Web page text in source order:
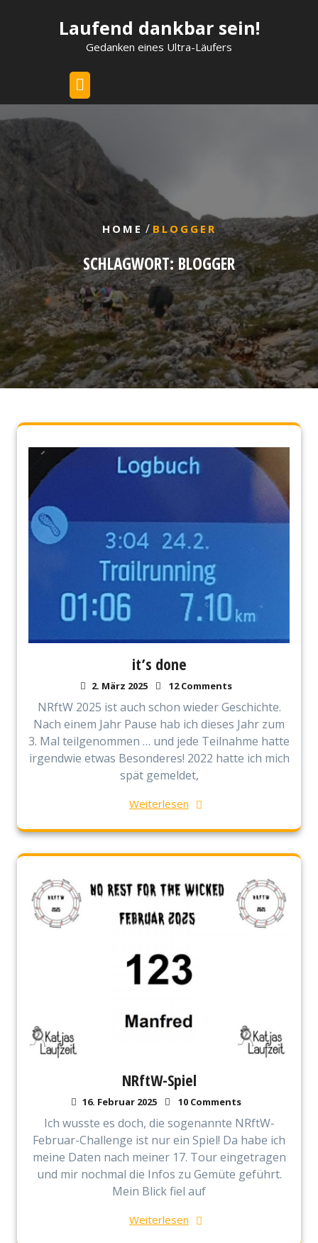
Laufend dankbar sein!
Gedanken eines Ultra-Läufers
HOME / BLOGGER
SCHLAGWORT:BLOGGER
it’s done
2. März 2025 12 Comments
NRftW 2025 ist auch schon wieder Geschichte.
Nach einem Jahr Pause hab ich dieses Jahr zum
3. Mal teilgenommen … und jede Teilnahme hatte
irgendwie etwas Besonderes! 2022 hatte ich mich
spät gemeldet,
Weiterlesen
NRftW-Spiel
16. Februar 2025 10 Comments
Ich wusste es doch, die sogenannte NRftW-
Februar-Challenge ist nur ein Spiel! Da habe ich
meine Daten nach meiner 17. Tour eingetragen
und mir nochmal die Infos zu Gemüte geführt.
Mein Blick fiel auf
Weiterlesen